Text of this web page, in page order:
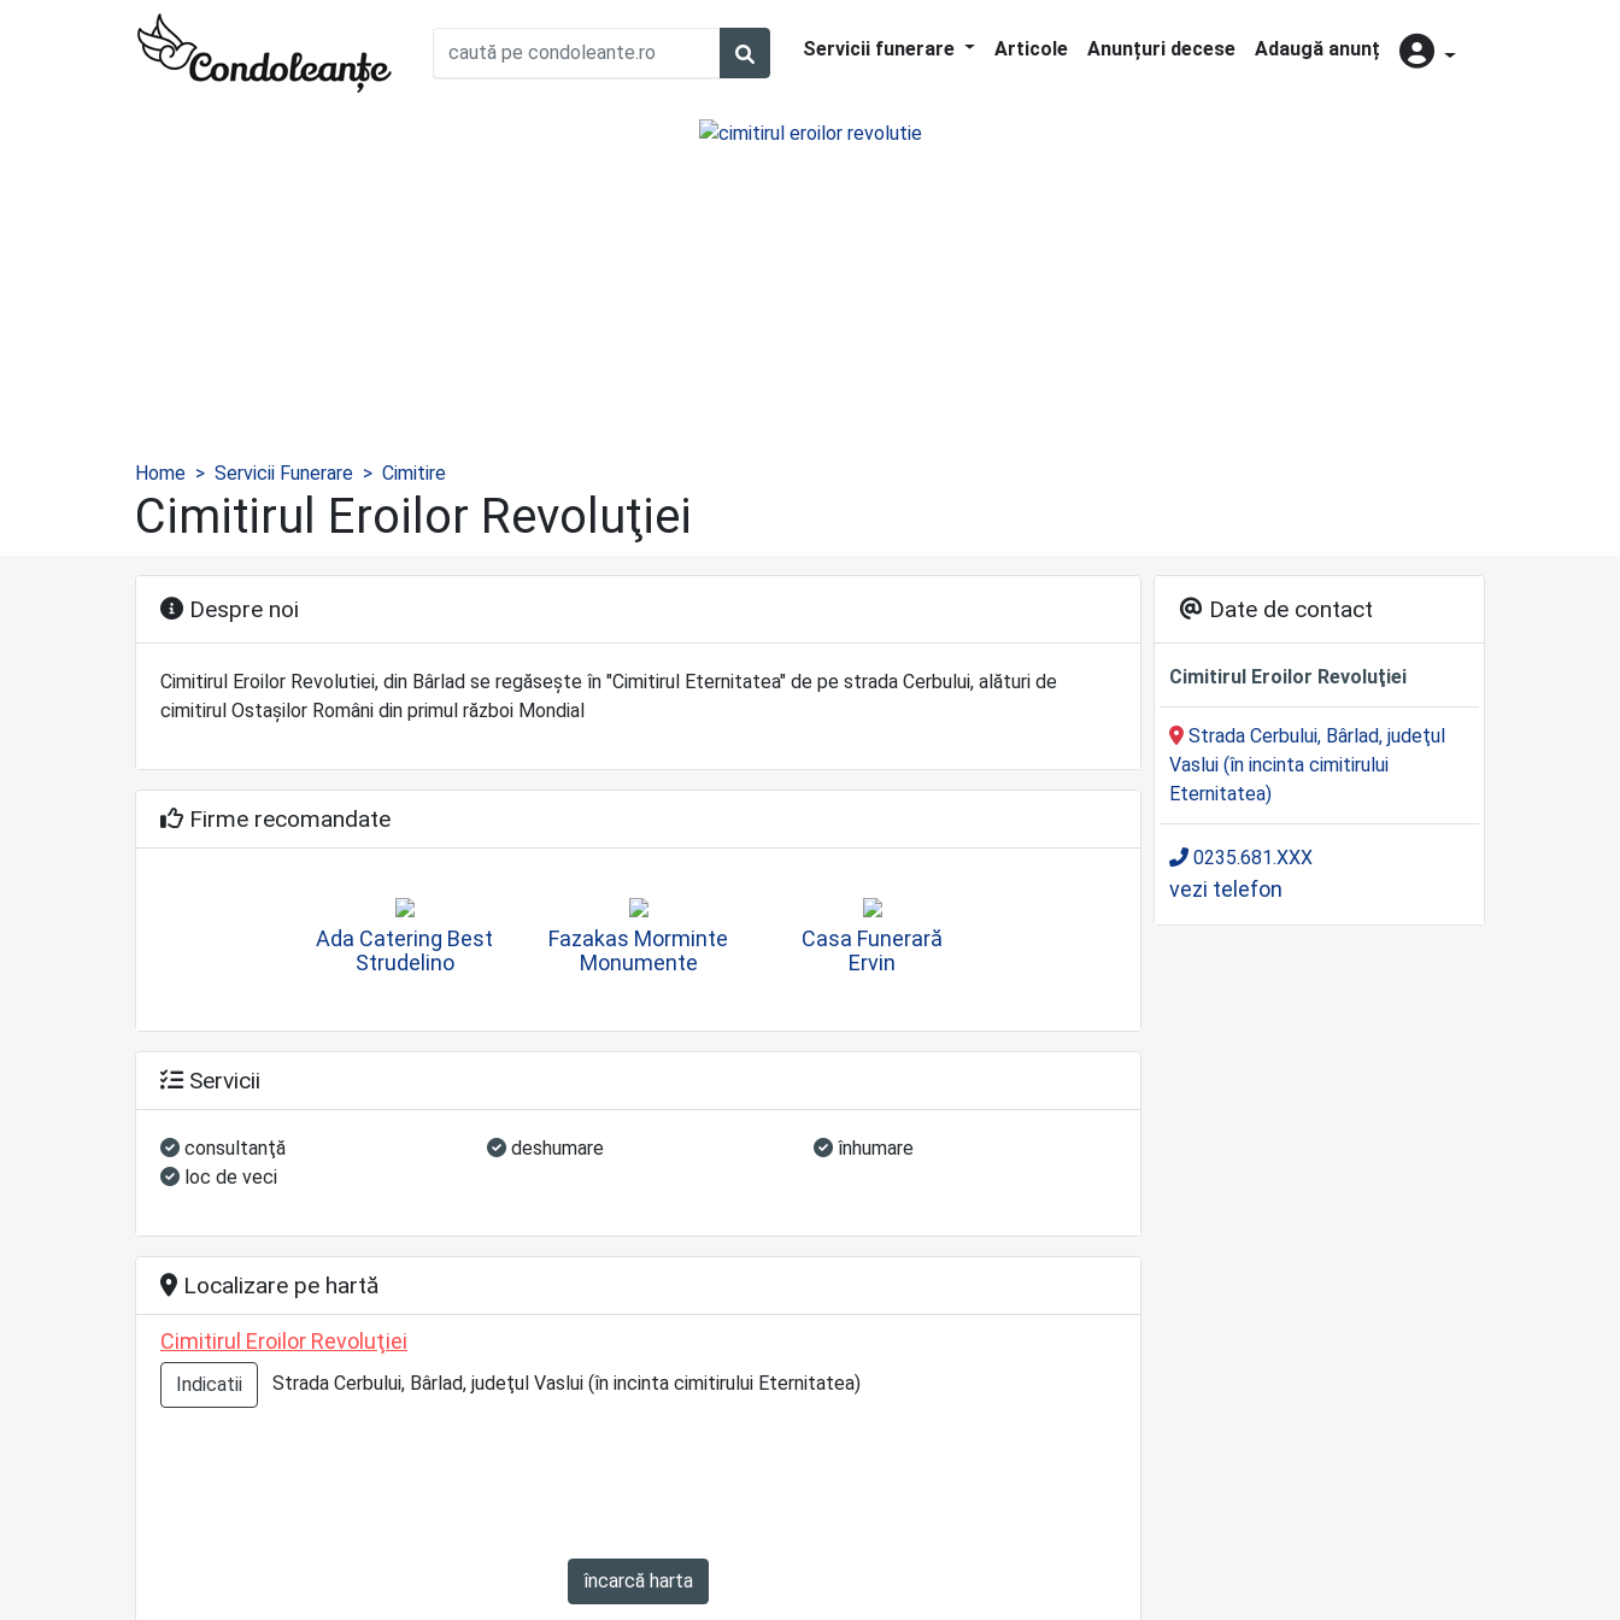
Servicii funerare Articole Anunțuri decese Adaugă anunț
Home Servicii Funerare Cimitire
Cimitirul Eroilor Revoluţiei
Despre noi
Cimitirul Eroilor Revolutiei, din Bârlad se regăseşte în "Cimitirul Eternitatea" de pe strada Cerbului, alături de
cimitirul Ostaşilor Români din primul război Mondial
Firme recomandate
Ada Catering Best
Strudelino
Fazakas Morminte
Monumente
Casa Funerară
Ervin
Servicii
consultanţă deshumare
înhumare
loc de veci
Localizare pe hartă
Cimitirul Eroilor Revoluţiei
Indicatii Strada Cerbului, Bârlad, judeţul Vaslui (în incinta cimitirului Eternitatea)
încarcă harta
Date de contact
Cimitirul Eroilor Revoluţiei
Strada Cerbului, Bârlad, judeţul
Vaslui (în incinta cimitirului
Eternitatea)
0235.681.XXX
vezi telefon